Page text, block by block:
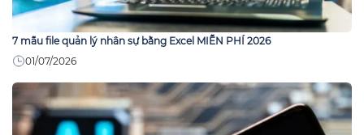
7 mẫu file quản lý nhân sự bằng Excel MIỄN PHÍ 2026
01/07/2026